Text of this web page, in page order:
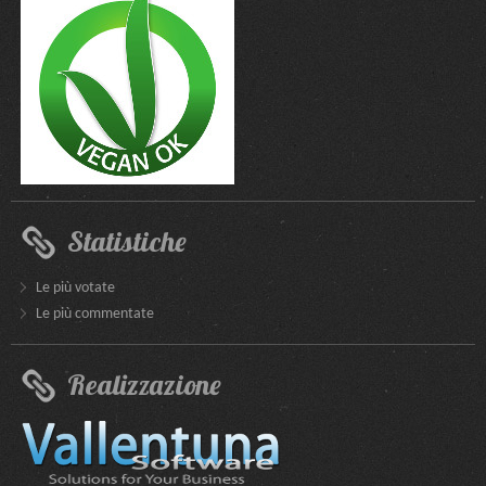
Statistiche
Le più votate
Le più commentate
Realizzazione